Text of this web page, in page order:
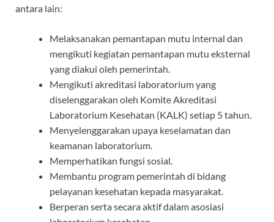
antara lain:
Melaksanakan pemantapan mutu internal dan
mengikuti kegiatan pemantapan mutu eksternal
yang diakui oleh pemerintah.
Mengikuti akreditasi laboratorium yang
diselenggarakan oleh Komite Akreditasi
Laboratorium Kesehatan (KALK) setiap 5 tahun.
Menyelenggarakan upaya keselamatan dan
keamanan laboratorium.
Memperhatikan fungsi sosial.
Membantu program pemerintah di bidang
pelayanan kesehatan kepada masyarakat.
Berperan serta secara aktif dalam asosiasi